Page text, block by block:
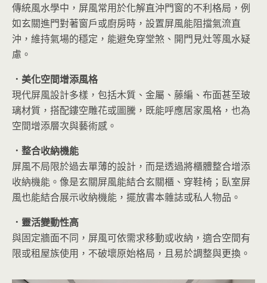
傳統風水學中，屏風常用於化解直沖門窗的不利格局，例
如玄關進門對著窗戶或廚房時，設置屏風能阻擋氣流直
沖，維持氣場的穩定，能避免穿堂煞、開門見灶等風水疑
慮。
．美化空間增添風格
現代屏風設計多樣，包括木質、金屬、藤編、布面甚至玻
璃材質，搭配鏤空雕花或圖騰，既能呼應居家風格，也為
空間增添層次與藝術感。
．整合收納機能
屏風不局限於過去單薄的設計，而是透過將櫃體整合增添
收納機能。像是玄關屏風能結合玄關櫃、穿鞋椅；臥室屏
風也能結合展示收納機能，擺放書本雜誌或私人物品。
．靈活變動性高
與固定牆面不同，屏風可依需求移動或收納，適合空間有
限或租屋族使用，不破壞原始格局，且易於調整與更換。